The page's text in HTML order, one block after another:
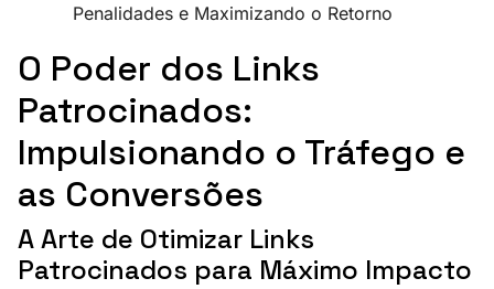
Penalidades e Maximizando o Retorno
O Poder dos Links
Patrocinados:
Impulsionando o Tráfego e
as Conversões
A Arte de Otimizar Links
Patrocinados para Máximo Impacto